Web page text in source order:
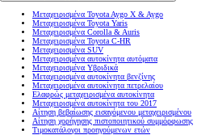
Μεταχειρισμένα Toyota Aygo X & Aygo
Μεταχειρισμένα Toyota Yaris
Μεταχειρισμένα Corolla & Auris
Μεταχειρισμένα Toyota C-HR
Μεταχειρισμένα SUV
Μεταχειρισμένα αυτοκίνητα αυτόματα
Μεταχειρισμένα Υβριδικά
Μεταχειρισμένα αυτοκίνητα βενζίνης
Μεταχειρισμένα αυτοκίνητα πετρελαίου
Ελαφρώς μεταχειρισμένα αυτοκίνητα
Μεταχειρισμένα αυτοκίνητα του 2017
Αίτηση βεβαίωσης εισαγόμενου μεταχειρισμένου
Αίτηση χορήγησης πιστοποιητικού συμμόρφωσης
Τιμοκατάλογοι προηγούμενων ετών